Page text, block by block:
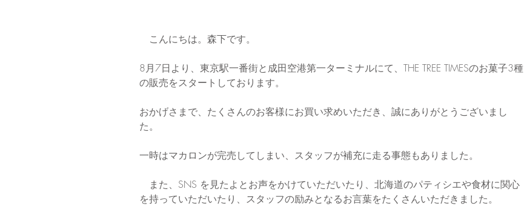
こんにちは。森下です。
8月7日より、東京駅一番街と成田空港第一ターミナルにて、THE TREE TIMESのお菓子3種
の販売をスタートしております。
おかげさまで、たくさんのお客様にお買い求めいただき、誠にありがとうございまし
た。
一時はマカロンが完売してしまい、スタッフが補充に走る事態もありました。
また、SNS を見たよとお声をかけていただいたり、北海道のパティシエや食材に関心
を持っていただいたり、スタッフの励みとなるお言葉をたくさんいただきました。